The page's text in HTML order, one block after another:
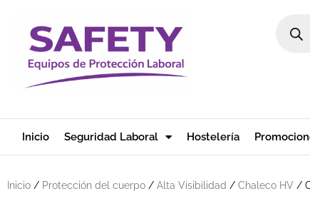
Inicio Seguridad Laboral Hostelería
Inicio / Protección del cuerpo / Alta Visibilidad / Chaleco HV /